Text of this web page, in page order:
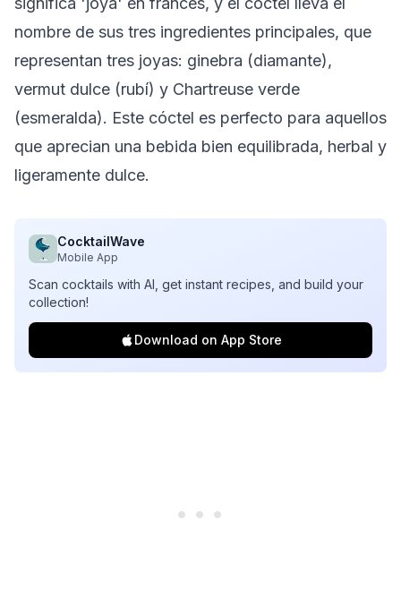
nombre de sus tres ingredientes principales, que
representan tres joyas: ginebra (diamante),
vermut dulce (rubí) y Chartreuse verde
(esmeralda). Este cóctel es perfecto para aquellos
que aprecian una bebida bien equilibrada, herbal y
ligeramente dulce.
CocktailWave
Mobile App
Scan cocktails with AI, get instant recipes, and build your
collection!
Download on App Store